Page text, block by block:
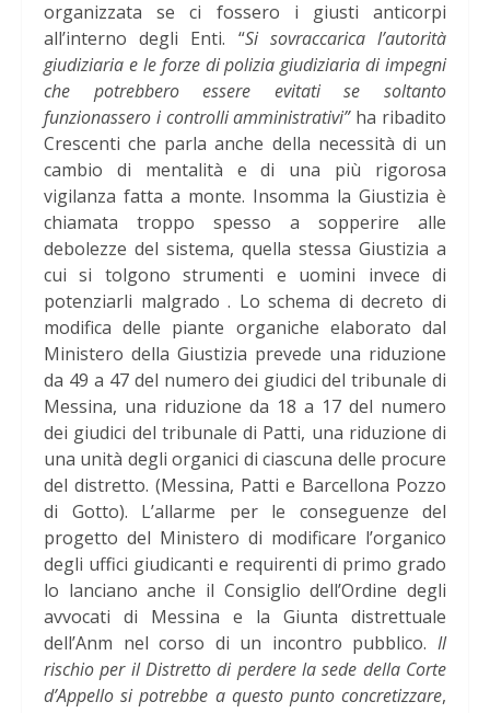
organizzata se ci fossero i giusti anticorpi
all’interno degli Enti. “Si sovraccarica l’autorità
giudiziaria e le forze di polizia giudiziaria di impegni
che potrebbero essere evitati se soltanto
funzionassero i controlli amministrativi”ha ribadito
Crescenti che parla anche della necessità di un
cambio di mentalità e di una più rigorosa
vigilanza fatta a monte. Insomma la Giustizia è
chiamata troppo spesso a sopperire alle
debolezze del sistema, quella stessa Giustizia a
cui si tolgono strumenti e uomini invece di
potenziarli malgrado . Lo schema di decreto di
modifica delle piante organiche elaborato dal
Ministero della Giustizia prevede una riduzione
da 49 a 47 del numero dei giudici del tribunale di
Messina, una riduzione da 18 a 17 del numero
dei giudici del tribunale di Patti, una riduzione di
una unità degli organici di ciascuna delle procure
del distretto. (Messina, Patti e Barcellona Pozzo
di Gotto). L’allarme per le conseguenze del
progetto del Ministero di modificare l’organico
degli uffici giudicanti e requirenti di primo grado
lo lanciano anche il Consiglio dell’Ordine degli
avvocati di Messina e la Giunta distrettuale
dell’Anm nel corso di un incontro pubblico. Il
rischio per il Distretto di perdere la sede della Corte
d’Appello si potrebbe a questo punto concretizzare,